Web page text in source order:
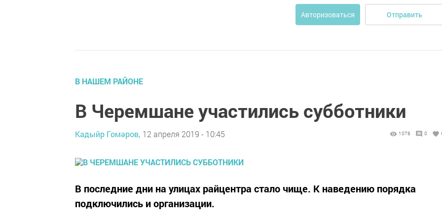
Авторизоваться Отправить
В НАШЕМ РАЙОНЕ
В Черемшане участились субботники
Кадыйр Гомәров, 12 апреля 2019 - 10:45 1078 0
В последние дни на улицах райцентра стало чище. К наведению порядка
подключились и организации.